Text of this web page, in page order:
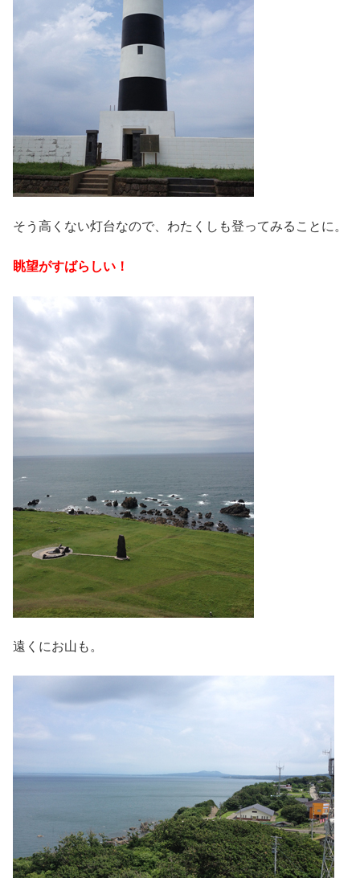
そう高くない灯台なので、わたくしも登ってみることに。
眺望がすばらしい！
遠くにお山も。